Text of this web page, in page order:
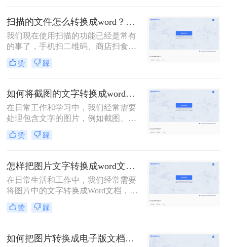
显得力不从心了！该怎么办呢？下面
转转师妹就教大家四个图片如何转
word方法！
扫描的文件怎么转换成word？教你三种转换方法！
我们现在使用扫描的功能已经是常有
的事了，手机扫二维码、商店扫食品
条形码等等。这些都是我们现在对于
扫描功能的应用，那么我们可以在工
吗？接下来就让我们来给大家介绍扫
描的文件怎么转换成word吧！
赞 踩
如何将截图的文字转换成word？四种简单好用方法分享！
在日常工作和学习中，我们经常需要
处理包含文字的图片，例如截图、扫
描文档等。为了更高效地利用这些信
息，将截图中的文字提取出来显得尤
成word呢？本文将介绍四种提取截图
文字的方法，帮助你轻松应对各种场
景。
赞 踩
怎样把图片文字转换成word文档？分享3种简单方法，1秒搞定！
在日常生活和工作中，我们经常需要
将图片中的文字转换成Word文档，以
便于编辑、整理或分享。那么怎样把
图片文字转换成word文档呢？本文将
松实现图片文字到Word文档的转换。
赞 踩
如何把图片转换成电子版文档？可以试试这三个方法！